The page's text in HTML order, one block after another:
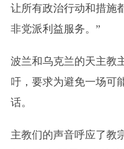
让所有政治行动和措施
非党派利益服务。”
波兰和乌克兰的天主教
吁，要求为避免一场可
话。
主教们的声音呼应了教